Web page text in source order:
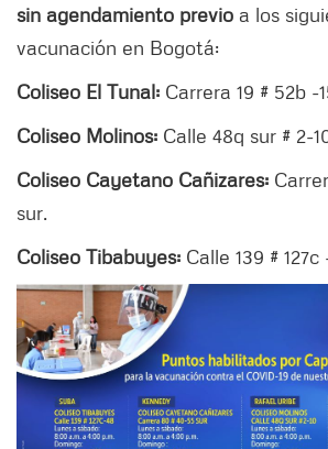
sin agendamiento previo a los
vacunación en Bogotá:
Coliseo El Tunal: Carrera 19 # 52b -
Coliseo Molinos: Calle 48q sur # 2-
Coliseo Cayetano Cañizares:
sur.
Coliseo Tibabuyes: Calle 139 # 127c